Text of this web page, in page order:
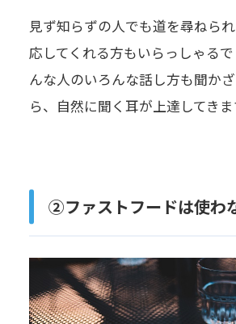
見ず知らずの人でも道を尋ねら
応してくれる方もいらっしゃる
んな人のいろんな話し方も聞か
ら、自然に聞く耳が上達してきま
②ファストフードは使わ